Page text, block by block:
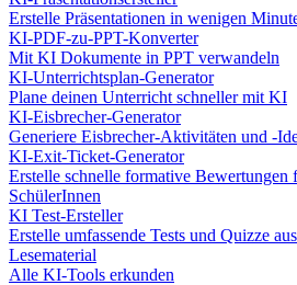
Erstelle Präsentationen in wenigen
KI-PDF-zu-PPT-Konverter
Mit KI Dokumente in PPT verwandeln
KI-Unterrichtsplan-Generator
Plane deinen Unterricht schneller mit KI
KI-Eisbrecher-Generator
Generiere Eisbrecher-Aktivitäten und -
KI-Exit-Ticket-Generator
Erstelle schnelle formative Bewertungen
SchülerInnen
KI Test-Ersteller
Erstelle umfassende Tests und Quizze
Lesematerial
Alle KI-Tools erkunden